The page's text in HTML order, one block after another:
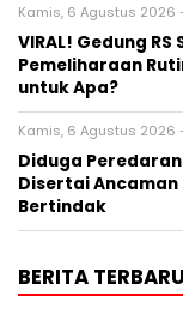
Kamis, 6 Agustus 2026
VIRAL! Gedung
Pemeliharaan
untuk Apa?
Kamis, 6 Agustus 2026 -
Diduga
Disertai Ancaman
Bertindak
BERITA TERBARU